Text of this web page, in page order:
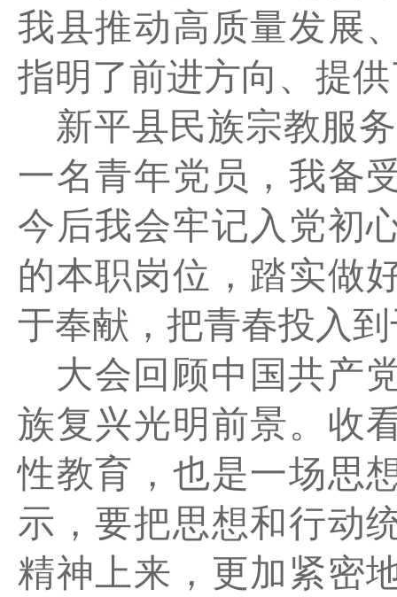
我县推动高质量发展
指明了前进方向、提
新平县民族宗教服
一名青年党员，我备
今后我会牢记入党初
的本职岗位，踏实做
于奉献，把青春投入
大会回顾中国共产
族复兴光明前景。收
性教育，也是一场思
示，要把思想和行动
精神上来，更加紧密